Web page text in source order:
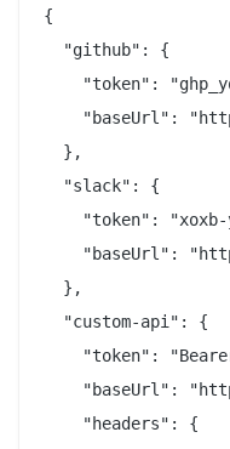
{
  "github": {
"token":
"baseUrl":
  },
  "slack": {
"token":
"baseUrl":
  },
  "custom-api": {
"token":
"baseUrl":
    "headers": {